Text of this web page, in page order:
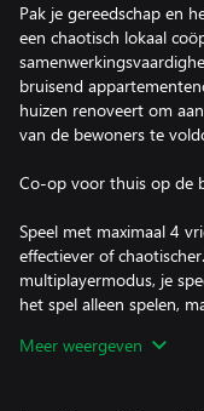
Pak je gereedschap en
een chaotisch lokaal
bruisend
huizen renoveert om
van de bewoners te
Co-op voor thuis op de
Speel met maximaal 4
effectiever of
multiplayermodus, je
het spel alleen spelen,
Meer weergeven